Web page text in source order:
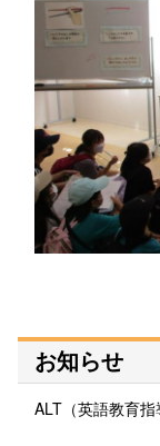
お知らせ
ALT（英語教育